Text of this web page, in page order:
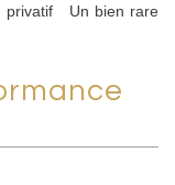
privatif Un bien rare